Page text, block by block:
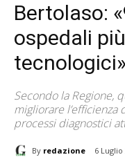
Bertolaso:
ospedali
tecnologici»
Secondo la Regione,
migliorare
processi diagnostici
By redazione 6 Luglio